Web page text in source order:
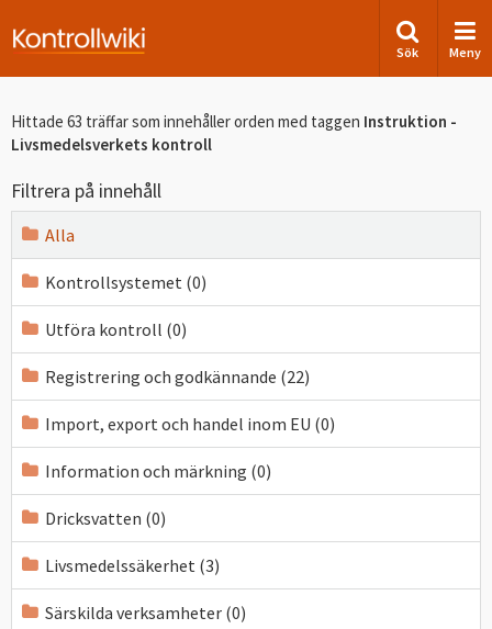
Sök Meny
Hittade 63 träffar som innehåller orden med taggen Instruktion -
Livsmedelsverkets kontroll
Filtrera på innehåll
Alla
Kontrollsystemet (0)
Utföra kontroll (0)
Registrering och godkännande (22)
Import, export och handel inom EU (0)
Information och märkning (0)
Dricksvatten (0)
Livsmedelssäkerhet (3)
Särskilda verksamheter (0)